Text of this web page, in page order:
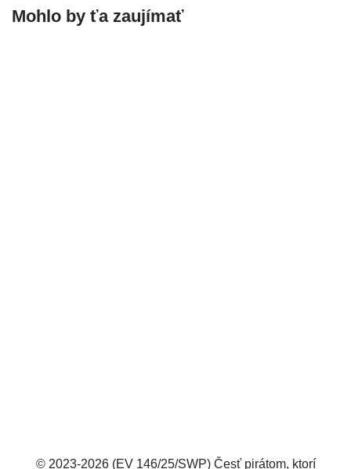
Mohlo by ťa zaujímať
© 2023-2026 (EV 146/25/SWP) Česť pirátom, ktorí